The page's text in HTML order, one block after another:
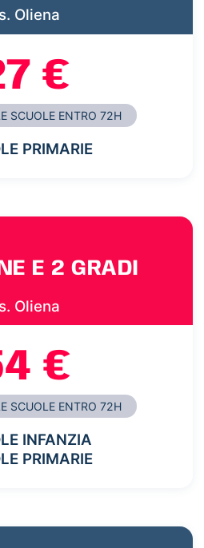
Oliena
€
SCUOLE ENTRO 72H
PRIMARIE
E 2 GRADI
Oliena
€
SCUOLE ENTRO 72H
INFANZIA
PRIMARIE